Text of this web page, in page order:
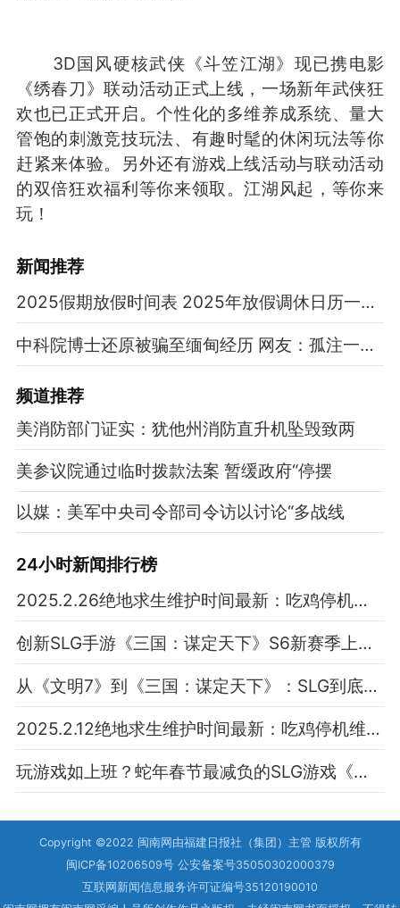
3D国风硬核武侠《斗笠江湖》现已携电影
《绣春刀》联动活动正式上线，一场新年武侠狂
欢也已正式开启。个性化的多维养成系统、量大
管饱的刺激竞技玩法、有趣时髦的休闲玩法等你
赶紧来体验。另外还有游戏上线活动与联动活动
的双倍狂欢福利等你来领取。江湖风起，等你来
玩！
新闻推荐
2025假期放假时间表 2025年放假调休日历一览表
中科院博士还原被骗至缅甸经历 网友：孤注一掷现实版
频道推荐
美消防部门证实：犹他州消防直升机坠毁致两
美参议院通过临时拨款法案 暂缓政府“停摆
以媒：美军中央司令部司令访以讨论“多战线
24小时新闻排行榜
2025.2.26绝地求生维护时间最新：吃鸡停机维护几点结束
创新SLG手游《三国：谋定天下》S6新赛季上线 新武将新玩法等你来战！
从《文明7》到《三国：谋定天下》：SLG到底是单机还是多人好玩？
2025.2.12绝地求生维护时间最新：吃鸡停机维护几点结束
玩游戏如上班？蛇年春节最减负的SLG游戏《三国：谋定天下》你玩了吗？
Copyright ©2022 闽南网由福建日报社（集团）主管 版权所有
闽ICP备10206509号 公安备案号35050302000379
互联网新闻信息服务许可证编号35120190010